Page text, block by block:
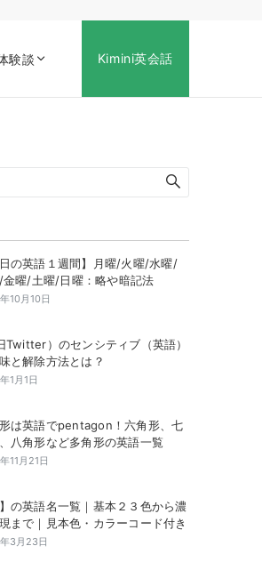
験談 Kimini英会話
日の英語１週間】月曜/火曜/水曜/
金曜/土曜/日曜：略や暗記法
10月10日
Twitter）のセンシティブ（英語）
と解除方法とは？
1月1日
は英語でpentagon！六角形、七
八角形など多角形の英語一覧
11月21日
】の英語名一覧｜基本２３色から濃
まで｜見本色・カラーコード付き
3月23日